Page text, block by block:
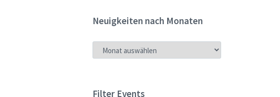
Neuigkeiten nach Monaten
NEUIGKEITEN
NACH
Filter Events